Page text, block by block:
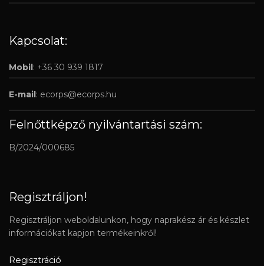
Kapcsolat:
Mobil: +36 30 939 1817
E-mail: ecorps@ecorps.hu
Felnőttképző nyilvántartási szám:
B/2024/000685
Regisztráljon!
Regisztráljon weboldalunkon, hogy naprakész ár és készlet
információkat kapjon termékeinkről!
Regisztráció